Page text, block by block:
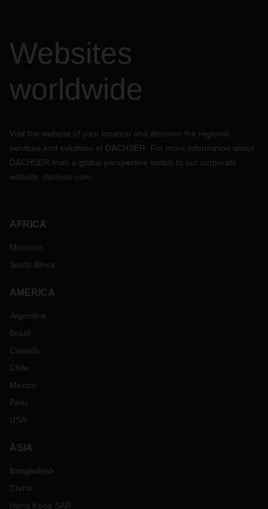
Websites
worldwide
Visit the website of your location and discover the regional
services and solutions of DACHSER. For more information about
DACHSER from a global perspective switch to our corporate
website: dachser.com
AFRICA
Morocco
South Africa
AMERICA
Argentina
Brazil
Canada
Chile
Mexico
Peru
USA
ASIA
Bangladesh
China
Hong Kong SAR